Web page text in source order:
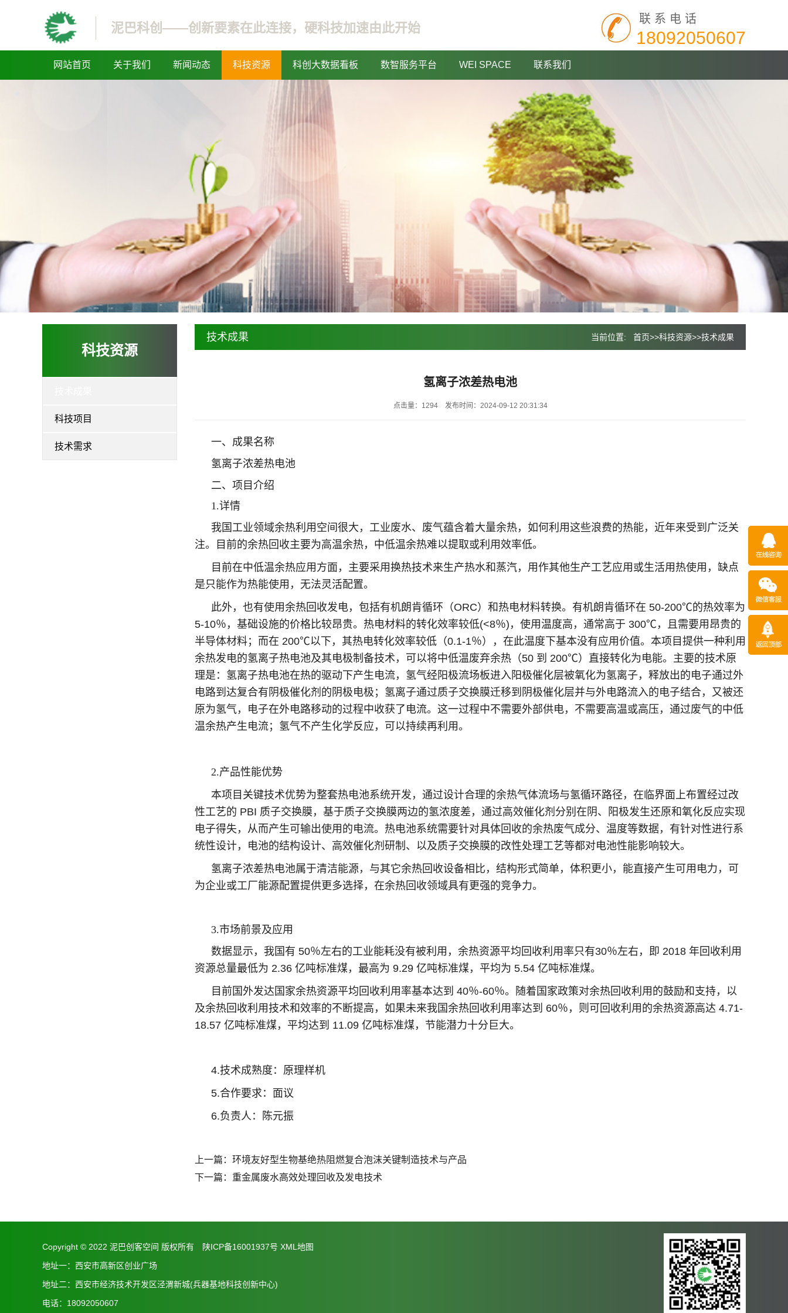
泥巴科创——创新要素在此连接，硬科技加速由此开始
联系电话
18092050607
网站首页 关于我们 新闻动态 科技资源 科创大数据看板 数智服务平台 WEI SPACE 联系我们
科技资源
科技项目
技术需求
技术成果 当前位置: 首页>>科技资源>>技术成果
氢离子浓差热电池
点击量：1294 发布时间：2024-09-12 20:31:34
一、成果名称
氢离子浓差热电池
二、项目介绍
1.详情
我国工业领域余热利用空间很大，工业废水、废气蕴含着大量余热，如何利用这些浪费的热能，近年来受到广泛关
注。目前的余热回收主要为高温余热，中低温余热难以提取或利用效率低。
目前在中低温余热应用方面，主要采用换热技术来生产热水和蒸汽，用作其他生产工艺应用或生活用热使用，缺点
是只能作为热能使用，无法灵活配置。
此外，也有使用余热回收发电，包括有机朗肯循环（ORC）和热电材料转换。有机朗肯循环在 50-200℃的热效率为
5-10％，基础设施的价格比较昂贵。热电材料的转化效率较低(<8％)，使用温度高，通常高于 300℃，且需要用昂贵的
半导体材料；而在 200℃以下，其热电转化效率较低（0.1-1％），在此温度下基本没有应用价值。本项目提供一种利用
余热发电的氢离子热电池及其电极制备技术，可以将中低温废弃余热（50 到 200℃）直接转化为电能。主要的技术原
理是：氢离子热电池在热的驱动下产生电流，氢气经阳极流场板进入阳极催化层被氧化为氢离子，释放出的电子通过外
电路到达复合有阴极催化剂的阴极电极；氢离子通过质子交换膜迁移到阴极催化层并与外电路流入的电子结合，又被还
原为氢气，电子在外电路移动的过程中收获了电流。这一过程中不需要外部供电，不需要高温或高压，通过废气的中低
温余热产生电流；氢气不产生化学反应，可以持续再利用。
2.产品性能优势
本项目关键技术优势为整套热电池系统开发，通过设计合理的余热气体流场与氢循环路径，在临界面上布置经过改
性工艺的 PBI 质子交换膜，基于质子交换膜两边的氢浓度差，通过高效催化剂分别在阴、阳极发生还原和氧化反应实现
电子得失，从而产生可输出使用的电流。热电池系统需要针对具体回收的余热废气成分、温度等数据，有针对性进行系
统性设计，电池的结构设计、高效催化剂研制、以及质子交换膜的改性处理工艺等都对电池性能影响较大。
氢离子浓差热电池属于清洁能源，与其它余热回收设备相比，结构形式简单，体积更小，能直接产生可用电力，可
为企业或工厂能源配置提供更多选择，在余热回收领域具有更强的竞争力。
3.市场前景及应用
数据显示，我国有 50％左右的工业能耗没有被利用，余热资源平均回收利用率只有30％左右，即 2018 年回收利用
资源总量最低为 2.36 亿吨标准煤，最高为 9.29 亿吨标准煤，平均为 5.54 亿吨标准煤。
目前国外发达国家余热资源平均回收利用率基本达到 40％-60％。随着国家政策对余热回收利用的鼓励和支持，以
及余热回收利用技术和效率的不断提高，如果未来我国余热回收利用率达到 60％，则可回收利用的余热资源高达 4.71-
18.57 亿吨标准煤，平均达到 11.09 亿吨标准煤，节能潜力十分巨大。
4.技术成熟度：原理样机
5.合作要求：面议
6.负责人：陈元振
上一篇： 环境友好型生物基绝热阻燃复合泡沫关键制造技术与产品
下一篇： 重金属废水高效处理回收及发电技术
Copyright © 2022 泥巴创客空间 版权所有 陕ICP备16001937号 XML地图
地址一：西安市高新区创业广场
地址二：西安市经济技术开发区泾渭新城(兵器基地科技创新中心)
电话：18092050607